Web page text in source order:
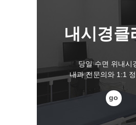
내시경클
당일 수면 위내시
내과 전문의와 1:1
go